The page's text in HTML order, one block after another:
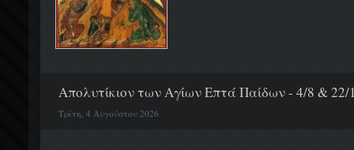
Απολυτίκιον των Αγίων Επτά Παίδων - 4/8 & 22/
Τρίτη, 4 Αυγούστου 2026